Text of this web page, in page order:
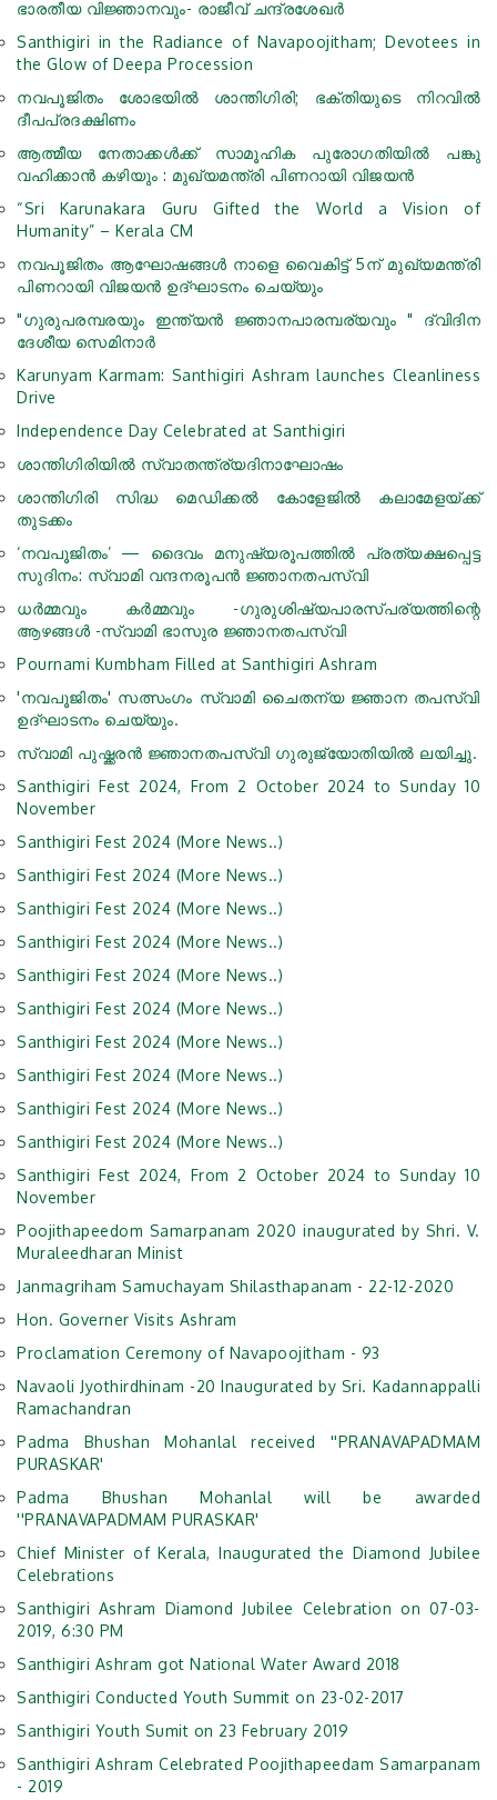
ഭാരതീയ വിജ്ഞാനവും- രാജീവ് ചന്ദ്രശേഖര്‍
Santhigiri in the Radiance of Navapoojitham; Devotees in
the Glow of Deepa Procession
നവപൂജിതം ശോഭയില്‍ ശാന്തിഗിരി; ഭക്തിയുടെ നിറവില്‍
ദീപപ്രദക്ഷിണം
ആത്മീയ നേതാക്കള്‍ക്ക് സാമൂഹിക പുരോഗതിയില്‍ പങ്കു
വഹിക്കാന്‍ കഴിയും : മുഖ്യമന്ത്രി പിണറായി വിജയന്‍
“Sri Karunakara Guru Gifted the World a Vision of
Humanity” – Kerala CM
നവപൂജിതം ആഘോഷങ്ങള്‍ നാളെ വൈകിട്ട് 5ന് മുഖ്യമന്ത്രി
പിണറായി വിജയന്‍ ഉദ്ഘാടനം ചെയ്യും
"ഗുരുപരമ്പരയും ഇന്ത്യൻ ജ്ഞാനപാരമ്പര്യവും " ദ്വിദിന
ദേശീയ സെമിനാർ
Karunyam Karmam: Santhigiri Ashram launches Cleanliness
Drive
Independence Day Celebrated at Santhigiri
ശാന്തിഗിരിയിൽ സ്വാതന്ത്ര്യദിനാഘോഷം
ശാന്തിഗിരി സിദ്ധ മെഡിക്കൽ കോളേജിൽ കലാമേളയ്ക്ക്
തുടക്കം
‘നവപൂജിതം’ — ദൈവം മനുഷ്യരൂപത്തിൽ പ്രത്യക്ഷപ്പെട്ട
സുദിനം: സ്വാമി വന്ദനരൂപൻ ജ്ഞാനതപസ്വി
ധർമ്മവും കർമ്മവും -ഗുരുശിഷ്യപാരസ്പര്യത്തിന്റെ
ആഴങ്ങൾ -സ്വാമി ഭാസുര ജ്ഞാനതപസ്വി
Pournami Kumbham Filled at Santhigiri Ashram
'നവപൂജിതം' സത്സംഗം സ്വാമി ചൈതന്യ ജ്ഞാന തപസ്വി
ഉദ്ഘാടനം ചെയ്യും.
സ്വാമി പുഷ്ക്കരൻ ജ്ഞാനതപസ്വി ഗുരുജ്യോതിയില്‍ ലയിച്ചു.
Santhigiri Fest 2024, From 2 October 2024 to Sunday 10
November
Santhigiri Fest 2024 (More News..)
Santhigiri Fest 2024 (More News..)
Santhigiri Fest 2024 (More News..)
Santhigiri Fest 2024 (More News..)
Santhigiri Fest 2024 (More News..)
Santhigiri Fest 2024 (More News..)
Santhigiri Fest 2024 (More News..)
Santhigiri Fest 2024 (More News..)
Santhigiri Fest 2024 (More News..)
Santhigiri Fest 2024 (More News..)
Santhigiri Fest 2024, From 2 October 2024 to Sunday 10
November
Poojithapeedom Samarpanam 2020 inaugurated by Shri. V.
Muraleedharan Minist
Janmagriham Samuchayam Shilasthapanam - 22-12-2020
Hon. Governer Visits Ashram
Proclamation Ceremony of Navapoojitham - 93
Navaoli Jyothirdhinam -20 Inaugurated by Sri. Kadannappalli
Ramachandran
Padma Bhushan Mohanlal received ''PRANAVAPADMAM
PURASKAR'
Padma Bhushan Mohanlal will be awarded
''PRANAVAPADMAM PURASKAR'
Chief Minister of Kerala, Inaugurated the Diamond Jubilee
Celebrations
Santhigiri Ashram Diamond Jubilee Celebration on 07-03-
2019, 6:30 PM
Santhigiri Ashram got National Water Award 2018
Santhigiri Conducted Youth Summit on 23-02-2017
Santhigiri Youth Sumit on 23 February 2019
Santhigiri Ashram Celebrated Poojithapeedam Samarpanam
- 2019